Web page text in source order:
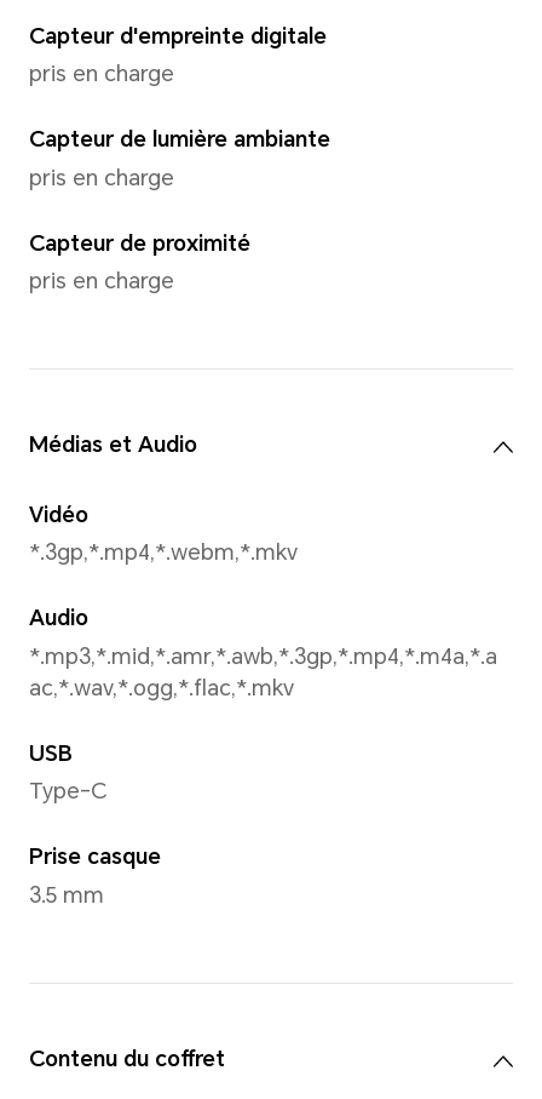
Mode de capture
Portrait (y compris le mode
Capture de sourire,
Photographie en time-lapse
Batterie
Capacité
5100mAh (valeur nominale),
*Cette capacité est la capacité
téléphone peut être légèrement